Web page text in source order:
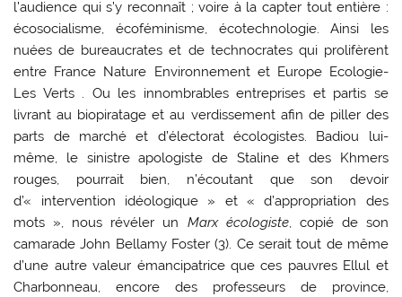
l’audience qui s’y reconnaît ; voire à la capter tout entière :
écosocialisme, écoféminisme, écotechnologie. Ainsi les
nuées de bureaucrates et de technocrates qui prolifèrent
entre France Nature Environnement et Europe Ecologie-
Les Verts . Ou les innombrables entreprises et partis se
livrant au biopiratage et au verdissement afin de piller des
parts de marché et d’électorat écologistes. Badiou lui-
même, le sinistre apologiste de Staline et des Khmers
rouges, pourrait bien, n’écoutant que son devoir
d’« intervention idéologique » et « d’appropriation des
mots », nous révéler un Marx écologiste, copié de son
camarade John Bellamy Foster (3). Ce serait tout de même
d’une autre valeur émancipatrice que ces pauvres Ellul et
Charbonneau, encore des professeurs de province,